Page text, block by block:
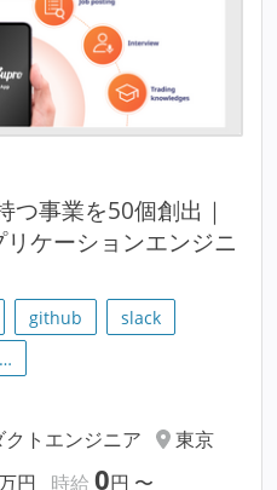
事業を50個創出｜
ケーションエンジニ
github
slack
…
トエンジニア
東京
円 時給 0円 〜